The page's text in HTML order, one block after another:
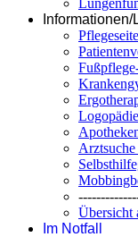
Informationen/
Übersicht
Im Notfall